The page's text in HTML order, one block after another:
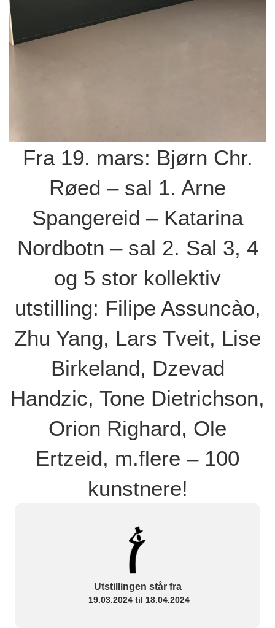
Fra 19. mars: Bjørn Chr.
Røed – sal 1. Arne
Spangereid – Katarina
Nordbotn – sal 2. Sal 3, 4
og 5 stor kollektiv
utstilling: Filipe Assuncào,
Zhu Yang, Lars Tveit, Lise
Birkeland, Dzevad
Handzic, Tone Dietrichson,
Orion Righard, Ole
Ertzeid, m.flere – 100
kunstnere!
Utstillingen står fra
19.03.2024 til 18.04.2024